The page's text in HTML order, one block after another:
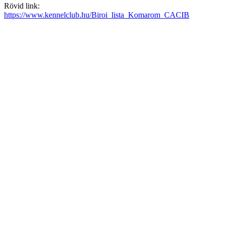
Rövid link:
https://www.kennelclub.hu/Biroi_lista_Komarom_CACIB